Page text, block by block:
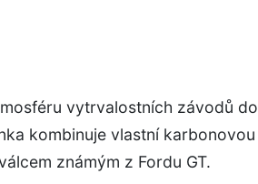
vytrvalostních závodů do
kombinuje vlastní karbonovou
známým z Fordu GT.